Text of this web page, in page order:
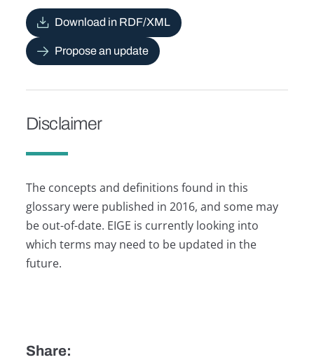
Download in RDF/XML
Propose an update
Disclaimer
The concepts and definitions found in this
glossary were published in 2016, and some may
be out-of-date. EIGE is currently looking into
which terms may need to be updated in the
future.
Share: